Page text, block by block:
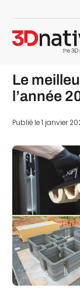
Le
l’année
Publié le 1 janvier